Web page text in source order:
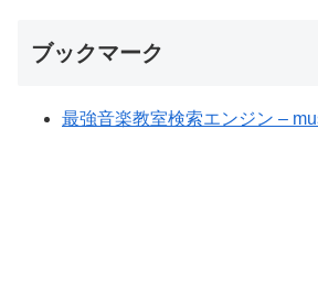
ブックマーク
最強音楽教室検索エンジン –